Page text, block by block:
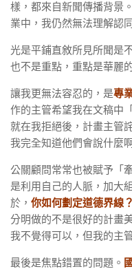
樣，都來自新聞傳播背景
業中，我仍然無法理解認
光是平鋪直敘所見所聞是
也不是重點，重點是華麗
讓我更無法容忍的，是專
作的主管希望我在文稿中
就在我拒絕後，計畫主管
我完全知道他們會說什麼啊
公關顧問常常也被賦予「
是利用自己的人脈，加大
於， 你如何劃定道德界線？
分明做的不是很好的計畫
我不覺得可以，但我的主
最後是焦點錯置的問題。